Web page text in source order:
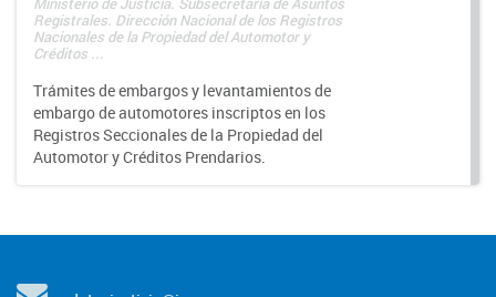
Registrales. Dirección Nacional de los Registros
Nacionales de la Propiedad del Automotor y
Créditos ...
Trámites de embargos y levantamientos de
embargo de automotores inscriptos en los
Registros Seccionales de la Propiedad del
Automotor y Créditos Prendarios.